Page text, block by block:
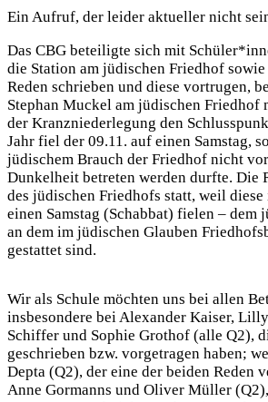
Ein Aufruf, der leider aktueller nicht
Das CBG beteiligte sich mit
die Station am jüdischen Friedhof
Reden schrieben und diese vortrugen,
Stephan Muckel am jüdischen Friedhof
der Kranzniederlegung den
Jahr fiel der 09.11. auf einen Samstag,
jüdischem Brauch der Friedhof nicht
Dunkelheit betreten werden durfte. Die
des jüdischen Friedhofs statt, weil diese
einen Samstag (Schabbat) fielen – dem
an dem im jüdischen Glauben
gestattet sind.
Wir als Schule möchten uns bei allen
insbesondere bei Alexander Kaiser,
Schiffer und Sophie Grothof (alle Q2),
geschrieben bzw. vorgetragen haben;
Depta (Q2), der eine der beiden Reden
Anne Gormanns und Oliver Müller